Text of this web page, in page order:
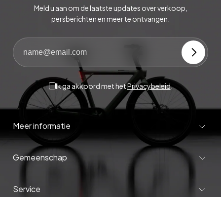
Meld u aan om de laatste updates over verkoop,
persberichten en meer te ontvangen.
Ik ga akkoord met hetPrivacybeleid.
Meer informatie
Gemeenschap
Service